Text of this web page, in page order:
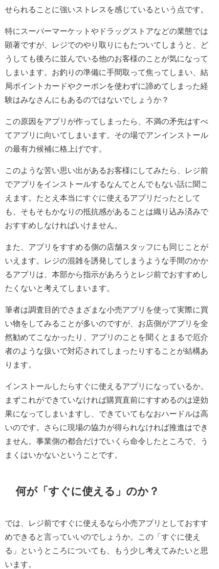
せられることに強いストレスを感じているという点です。
特にスーパーマーケットやドラッグストアなどの業態では
顕著ですが、レジでのやり取りにもたついてしまうと、ど
うしても後ろに並んでいる他のお客様のことが気になって
しまいます。お釣りの準備に手間取って焦ってしまい、結
局ポイントカードやクーポンを使わずに諦めてしまった経
験はみなさんにもあるのではないでしょうか？
この原因をアプリが作ってしまったら、不満の矛先はすべ
てアプリに向いてしまいます。その場でアンインストール
の最有力候補に格上げです。
このような苦い思い出があるお客様にしてみたら、レジ前
でアプリをインストールするなんてとんでもない話に聞こ
えます。たとえ本当にすぐに使えるアプリだったとして
も、そもそもかなりの抵抗感があることは織り込み済みで
おすすめしなければいけません。
また、アプリをすすめる側の店舗スタッフにも同じことが
いえます。レジの混雑を誘発してしまうような手間のかか
るアプリは、本部から指示があろうとレジ前でおすすめし
たくないと考えてしまいます。
筆者は調査目的でさまざまな小売アプリを使って実際に買
い物をしてみることが多いのですが、お店側がアプリを全
然勧めてこなかったり、アプリのことを聞くとまるで厄介
者のような扱いで対応されてしまったりすることが結構あ
ります。
インストールしたらすぐに使えるアプリになっているか。
まずこれができていなければ購買直前にすすめるのは逆効
果になってしまいますし、できていてもなおハードルは高
いのです。さらに現場の協力が得られなければ推進はでき
ません。事業側の都合だけでいくら命令したところで、う
まくはいかないということです。
何が「すぐに使える」のか？
では、レジ前ですぐに使えるなら小売アプリとしておすす
めできると言っていいのでしょうか。この「すぐに使え
る」というところについても、もう少し考えてみたいと思
います。